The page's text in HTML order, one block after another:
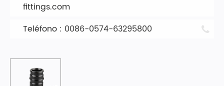
fittings.com
Teléfono : 0086-0574-63295800